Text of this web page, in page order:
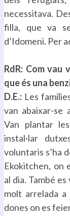
necessitava.
filla, que va
d’Idomeni. Per
RdR: Com vau
que és una
D.E.: Les
van abaixar-se
Van plantar
instal·lar
voluntaris s’ha
Ekokitchen, on
al dia. També
molt arrelada
dones on es